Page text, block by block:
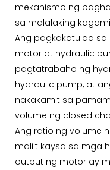
mekanismo ng
sa malalaking
Ang pagkakatulad sa
motor at hydraulic
pagtatrabaho ng
hydraulic pump, at
nakakamit sa
volume ng closed
Ang ratio ng volume
maliit kaysa sa mga
output ng motor ay